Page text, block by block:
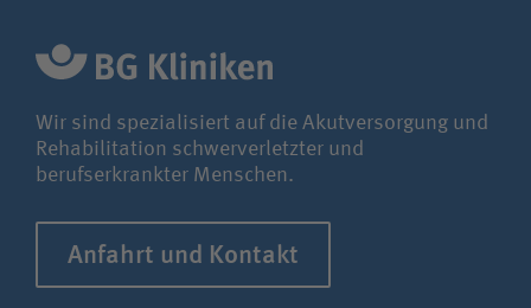
Wir sind spezialisiert auf die Akutversorgung und
Rehabilitation schwerverletzter und
berufserkrankter Menschen.
Anfahrt und Kontakt